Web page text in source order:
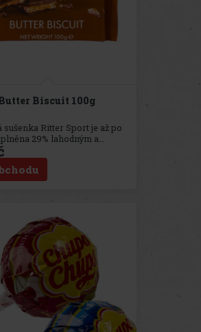
Biscuit 100g
sušenka Ritter Sport je až po
29% lahodným a
kakaovým
Uvnitř je čtvercová
máslová sušenka
vyrobená pro tuto tyčinku. S
v té nejjemnější mléčné
Při kousnutí do této
tak křupne hned dvakrát.